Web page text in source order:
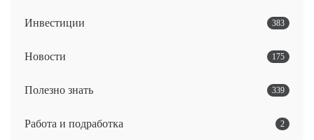
Инвестиции 383
Новости 175
Полезно знать 339
Работа и подработка 2